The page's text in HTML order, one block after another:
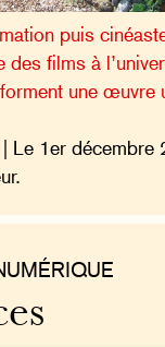
puis
des films à
une œuvre
| Le 1er décembre